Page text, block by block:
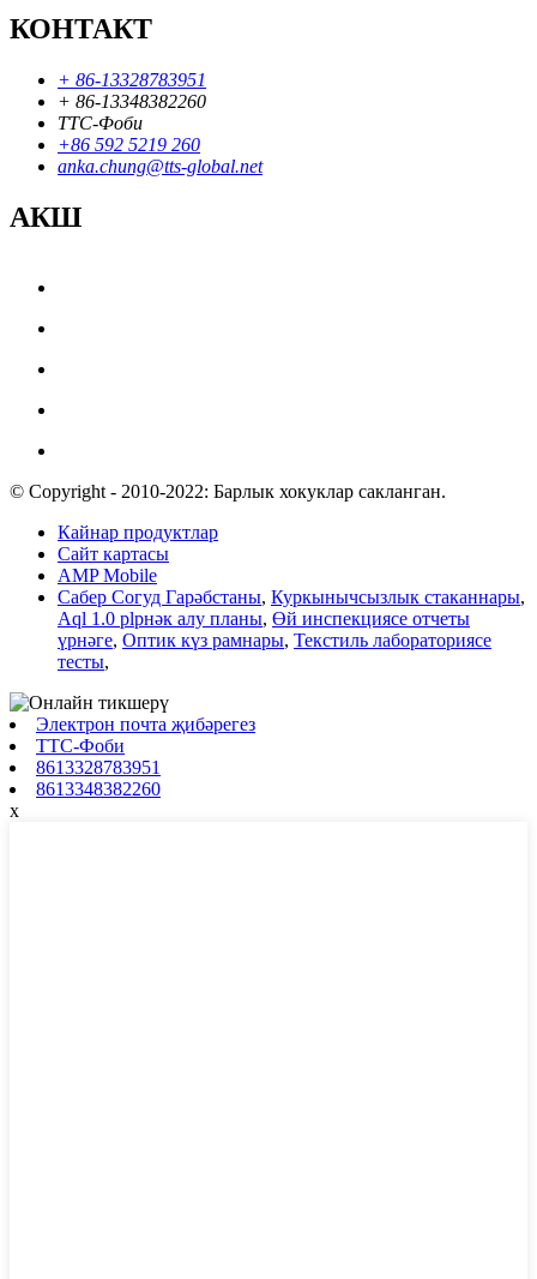
КОНТАКТ
+ 86-13328783951
+ 86-13348382260
ТТС-Фоби
+86 592 5219 260
anka.chung@tts-global.net
АКШ
© Copyright - 2010-2022: Барлык хокуклар сакланган.
Кайнар продуктлар
Сайт картасы
AMP Mobile
Сабер Согуд Гарәбстаны, Куркынычсызлык стаканнары,
Aql 1.0 plрнәк алу планы, Өй инспекциясе отчеты
үрнәге, Оптик күз рамнары, Текстиль лабораториясе
тесты,
Электрон почта җибәрегез
ТТС-Фоби
8613328783951
8613348382260
x